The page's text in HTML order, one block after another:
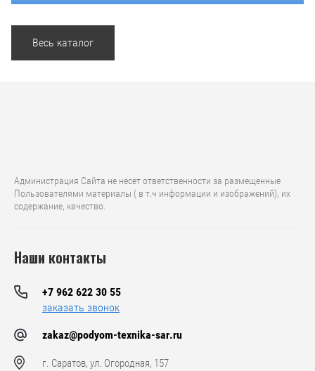
Весь каталог
Администрация Сайта не несет ответственности за размещенные
Пользователями материалы ( в т.ч информации и изображений), их
содержание, качество.
Наши контакты
+7 962 622 30 55
заказать звонок
zakaz@podyom-texnika-sar.ru
г. Саратов, ул. Огородная, 157